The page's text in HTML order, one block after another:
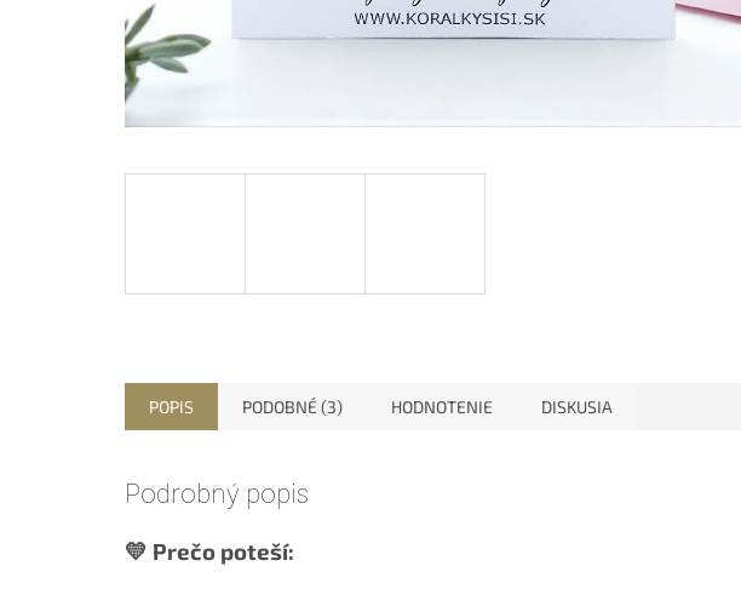
POPIS PODOBNÉ (3) HODNOTENIE DISKUSIA
Podrobný popis
💛 Prečo poteší: